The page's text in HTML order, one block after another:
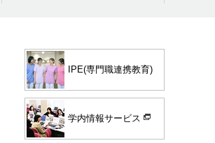
IPE(専門職連携教育)
学内情報サービス